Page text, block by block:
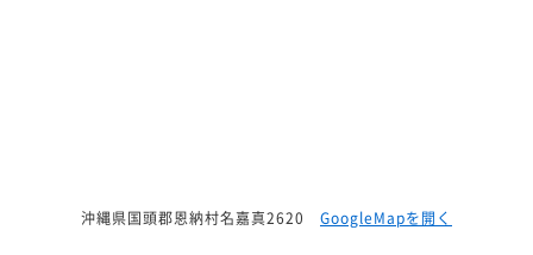
沖縄県国頭郡恩納村名嘉真2620 GoogleMapを開く